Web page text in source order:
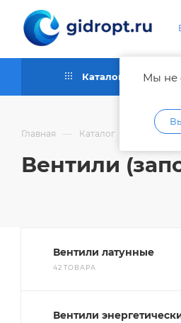
Мы не
Каталог
Главная — Каталог
Вентили
Вентили латунные
42 ТОВАРА
Вентили